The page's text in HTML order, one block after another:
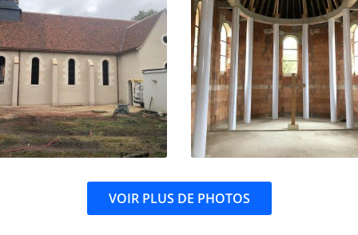

Agrandir la photo

Agrandir la
VOIR PLUS DE PHOTOS